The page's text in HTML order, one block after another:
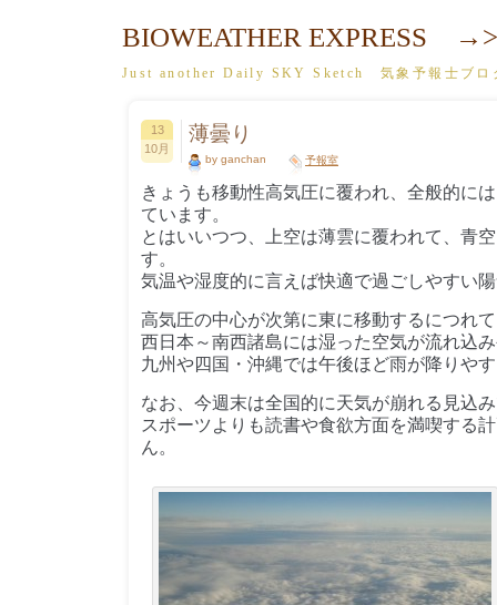
BIOWEATHER EXPRESS
Just another Daily SKY Sketch 気象予報士ブロ
13
10月
薄曇り
by ganchan 予報室
きょうも移動性高気圧に覆われ、全般的に
ています。
とはいいつつ、上空は薄雲に覆われて、青
す。
気温や湿度的に言えば快適で過ごしやすい
高気圧の中心が次第に東に移動するにつれ
西日本～南西諸島には湿った空気が流れ込
九州や四国・沖縄では午後ほど雨が降りや
なお、今週末は全国的に天気が崩れる見込
スポーツよりも読書や食欲方面を満喫する
ん。